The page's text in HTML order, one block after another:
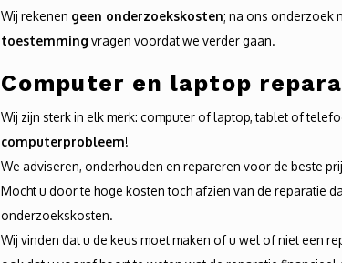
Wij rekenen geen onderzoekskosten; na ons onderzoek
toestemming vragen voordat we verder gaan.
Computer en laptop
Wij zijn sterk in elk merk: computer of laptop, tablet of
computerprobleem!
We adviseren, onderhouden en repareren voor de beste
Mocht u door te hoge kosten toch afzien van de reparatie
onderzoekskosten.
Wij vinden dat u de keus moet maken of u wel of niet een